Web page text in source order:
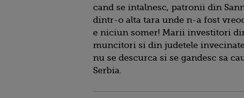
cand se intalnesc, patronii din
dintr-o alta tara unde n-a fost
e niciun somer! Marii investitori
muncitori si din judetele
nu se descurca si se gandesc sa
Serbia.